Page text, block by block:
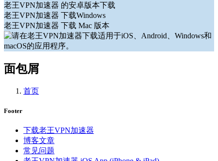
老王VPN加速器 的安卓版本下载
老王VPN加速器 下载Windows
老王VPN加速器 下载 Mac 版本
面包屑
首页
Footer
下载老王VPN加速器
博客文章
常见问题